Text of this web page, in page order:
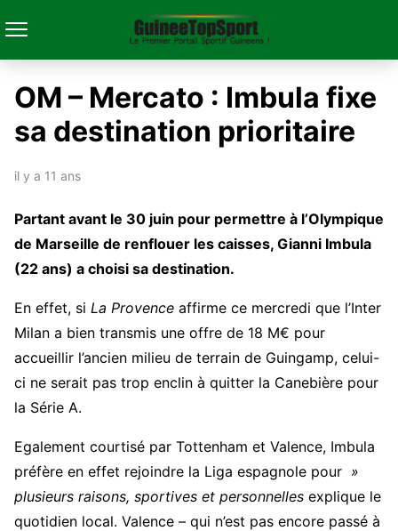
OM – Mercato : Imbula fixe
sa destination prioritaire
il y a 11 ans
Partant avant le 30 juin pour permettre à l’Olympique
de Marseille de renflouer les caisses, Gianni Imbula
(22 ans) a choisi sa destination.
En effet, si La Provence affirme ce mercredi que l’Inter
Milan a bien transmis une offre de 18 M€ pour
accueillir l’ancien milieu de terrain de Guingamp, celui-
ci ne serait pas trop enclin à quitter la Canebière pour
la Série A.
Egalement courtisé par Tottenham et Valence, Imbula
préfère en effet rejoindre la Liga espagnole pour »
plusieurs raisons, sportives et personnelles explique le
quotidien local. Valence – qui n’est pas encore passé à